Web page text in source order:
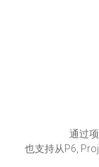
通过
也支持从P6,